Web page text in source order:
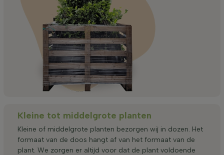
Kleine tot middelgrote planten
Kleine of middelgrote planten bezorgen wij in dozen. Het
formaat van de doos hangt af van het formaat van de
plant. We zorgen er altijd voor dat de plant voldoende